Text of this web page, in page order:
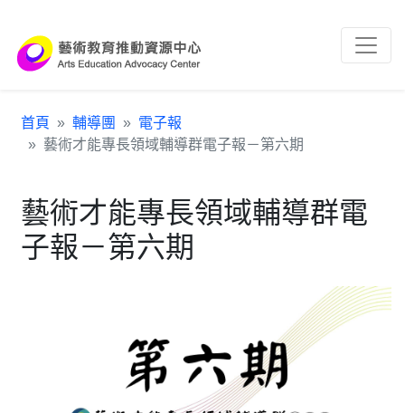
首頁 輔導團
電子報
藝術才能專長領域輔導群電子報－第六期
藝術才能專長領域輔導群電
子報－第六期